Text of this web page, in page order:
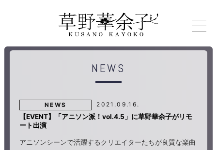
NEWS
NEWS 2021.09.16.
【EVENT】「アニソン派！vol.4.5」に草野華余子がリモ
ート出演
アニソンシーンで活躍するクリエイターたちが良質な楽曲